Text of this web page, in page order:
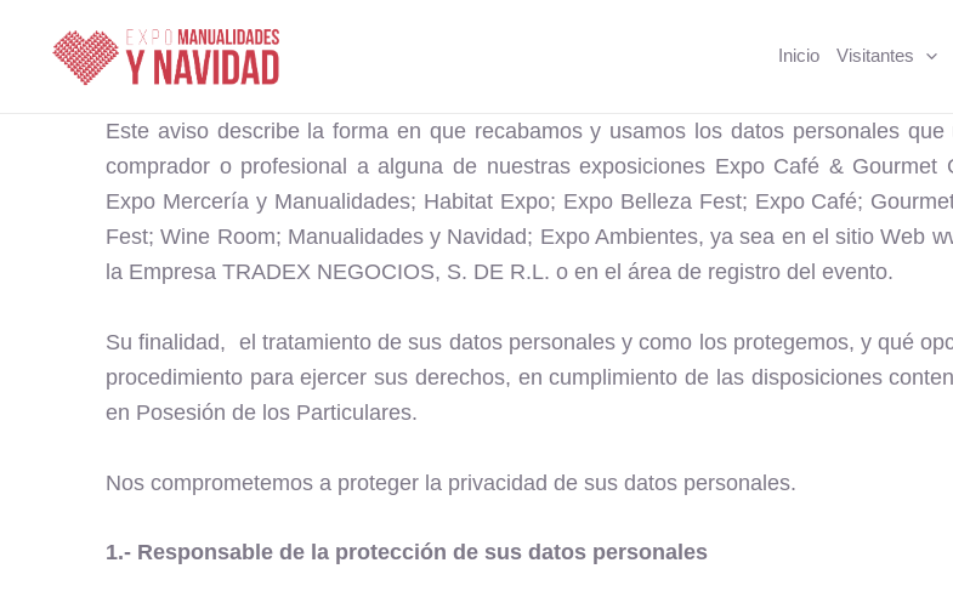
contenido
Inicio Visitantes
Este aviso describe la forma en que recabamos y usamos los datos personales
comprador o profesional a alguna de nuestras exposiciones Expo Café & Gourmet
Expo Mercería y Manualidades; Habitat Expo; Expo Belleza Fest; Expo Café;
Fest; Wine Room; Manualidades y Navidad; Expo Ambientes, ya sea en el sitio Web
la Empresa TRADEX NEGOCIOS, S. DE R.L. o en el área de registro del evento.
Su finalidad, el tratamiento de sus datos personales y como los protegemos, y qué
procedimiento para ejercer sus derechos, en cumplimiento de las disposiciones
en Posesión de los Particulares.
Nos comprometemos a proteger la privacidad de sus datos personales.
1.- Responsable de la protección de sus datos personales